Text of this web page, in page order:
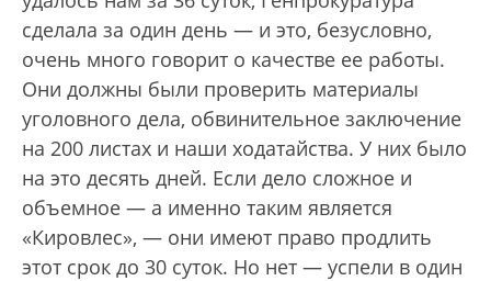
сделала за один день — и это, безусловно,
очень много говорит о качестве ее работы.
Они должны были проверить материалы
уголовного дела, обвинительное заключение
на 200 листах и наши ходатайства. У них было
на это десять дней. Если дело сложное и
объемное — а именно таким является
«Кировлес», — они имеют право продлить
этот срок до 30 суток. Но нет — успели в один